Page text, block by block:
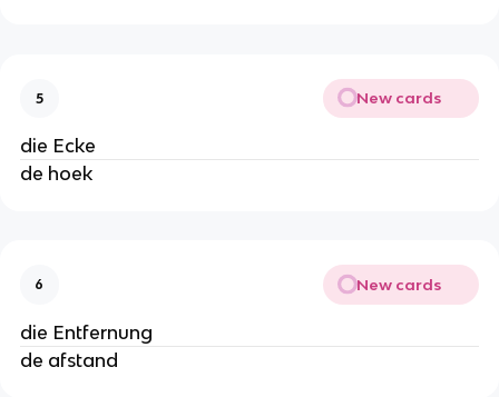
5 New cards
die Ecke
de hoek
6 New cards
die Entfernung
de afstand